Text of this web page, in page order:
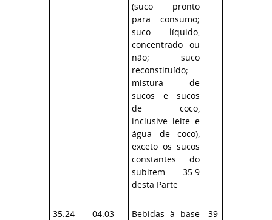
(suco pronto
para consumo;
suco líquido,
concentrado ou
não; suco
reconstituído;
mistura de
sucos e sucos
de coco,
inclusive leite e
água de coco),
exceto os sucos
constantes do
subitem 35.9
desta Parte
35.24
04.03
Bebidas à base
39